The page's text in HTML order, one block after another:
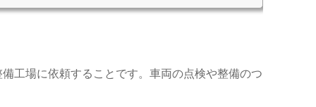
工場に依頼することです。車両の点検や整備のつ